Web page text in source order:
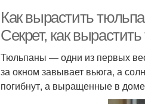
Как вырастить
Секрет, как
Тюльпаны — одни из первых
за окном завывает вьюга, а
погибнут, а выращенные в доме